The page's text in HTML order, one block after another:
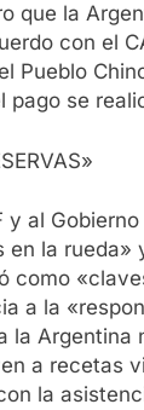
que la
con el
Pueblo
pago se
y al
en la
como
a la
la
a recetas
la